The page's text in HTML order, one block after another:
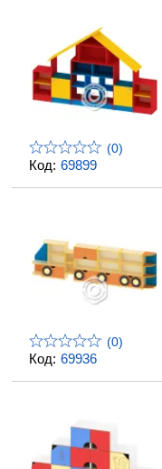
Код: 69899
(0)
Код: 69936
(0)